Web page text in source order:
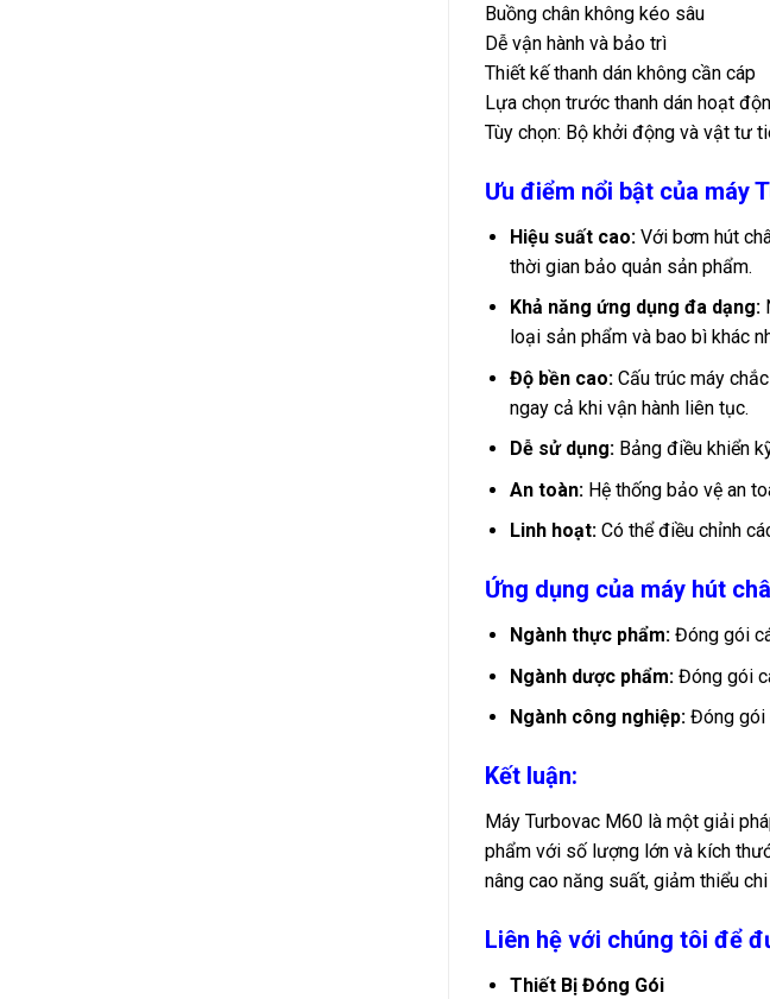
Buồng chân không kéo sâu
Dễ vận hành và bảo trì
Thiết kế thanh dán không cần cáp
Lựa chọn trước thanh dán hoạt
Tùy chọn: Bộ khởi động và vật tư
Ưu điểm nổi bật của máy
Hiệu suất cao:Với bơm hút
thời gian bảo quản sản phẩm.
Khả năng ứng dụng đa dạng:
loại sản phẩm và bao bì khác
Độ bền cao:Cấu trúc máy
ngay cả khi vận hành liên tục.
Dễ sử dụng:Bảng điều khiển
An toàn:Hệ thống bảo vệ an
Linh hoạt:Có thể điều chỉnh
Ứng dụng của máy hút
Ngành thực phẩm:Đóng gói
Ngành dược phẩm:Đóng gói
Ngành công nghiệp:Đóng gói
Kết luận:
Máy Turbovac M60 là một giải
phẩm với số lượng lớn và kích
nâng cao năng suất, giảm thiểu
Liên hệ với chúng tôi để
Thiết Bị Đóng Gói